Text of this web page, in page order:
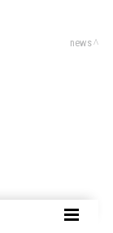
news